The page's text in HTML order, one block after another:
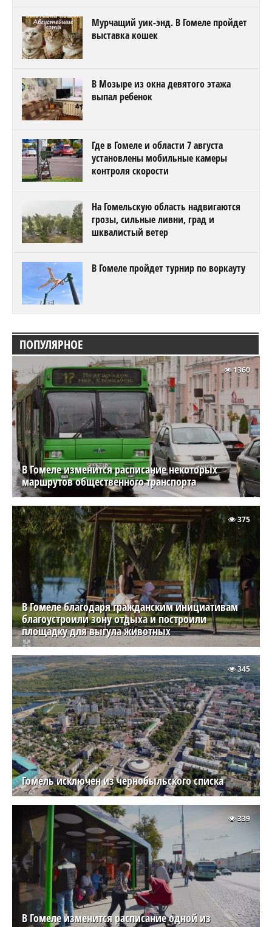
Мурчащий уик-энд. В Гомеле пройдет
выставка кошек
В Мозыре из окна девятого этажа
выпал ребенок
Где в Гомеле и области 7 августа
установлены мобильные камеры
контроля скорости
На Гомельскую область надвигаются
грозы, сильные ливни, град и
шквалистый ветер
В Гомеле пройдет турнир по воркауту
ПОПУЛЯРНОЕ
В Гомеле изменится расписание некоторых
маршрутов общественного транспорта
1360
В Гомеле благодаря гражданским инициативам
благоустроили зону отдыха и построили
площадку для выгула животных
375
Гомель исключен из чернобыльского списка
345
В Гомеле изменится расписание одной из
339